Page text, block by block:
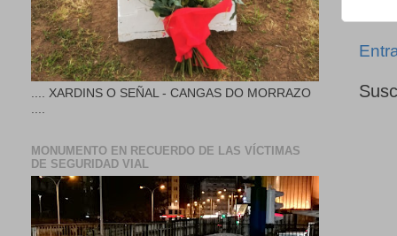
.... XARDINS O SEÑAL - CANGAS DO MORRAZO
MONUMENTO EN RECUERDO DE LAS VÍCTIMAS
DE SEGURIDAD VIAL